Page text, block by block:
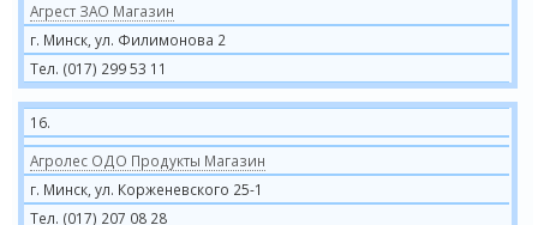
Агрест ЗАО Магазин
г. Минск, ул. Филимонова 2
Тел. (017) 299 53 11
16.
Агролес ОДО Продукты Магазин
г. Минск, ул. Корженевского 25-1
Тел. (017) 207 08 28